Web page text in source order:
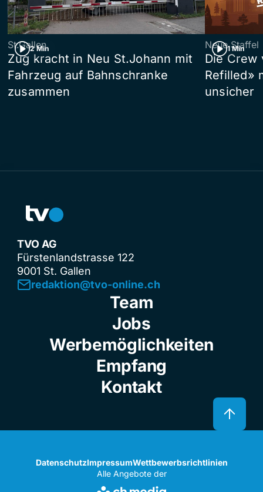
2 Min
St.Gallen
Zug kracht in Neu St.Johann mit
Fahrzeug auf Bahnschranke
zusammen
1 Min
Neue Staffel
Die Crew
Refilled»
unsicher
TVO AG
Fürstenlandstrasse 122
9001 St. Gallen
redaktion@tvo-online.ch
Team
Jobs
Werbemöglichkeiten
Empfang
Kontakt
DatenschutzImpressumWettbewerbsrichtlinien
Alle Angebote der